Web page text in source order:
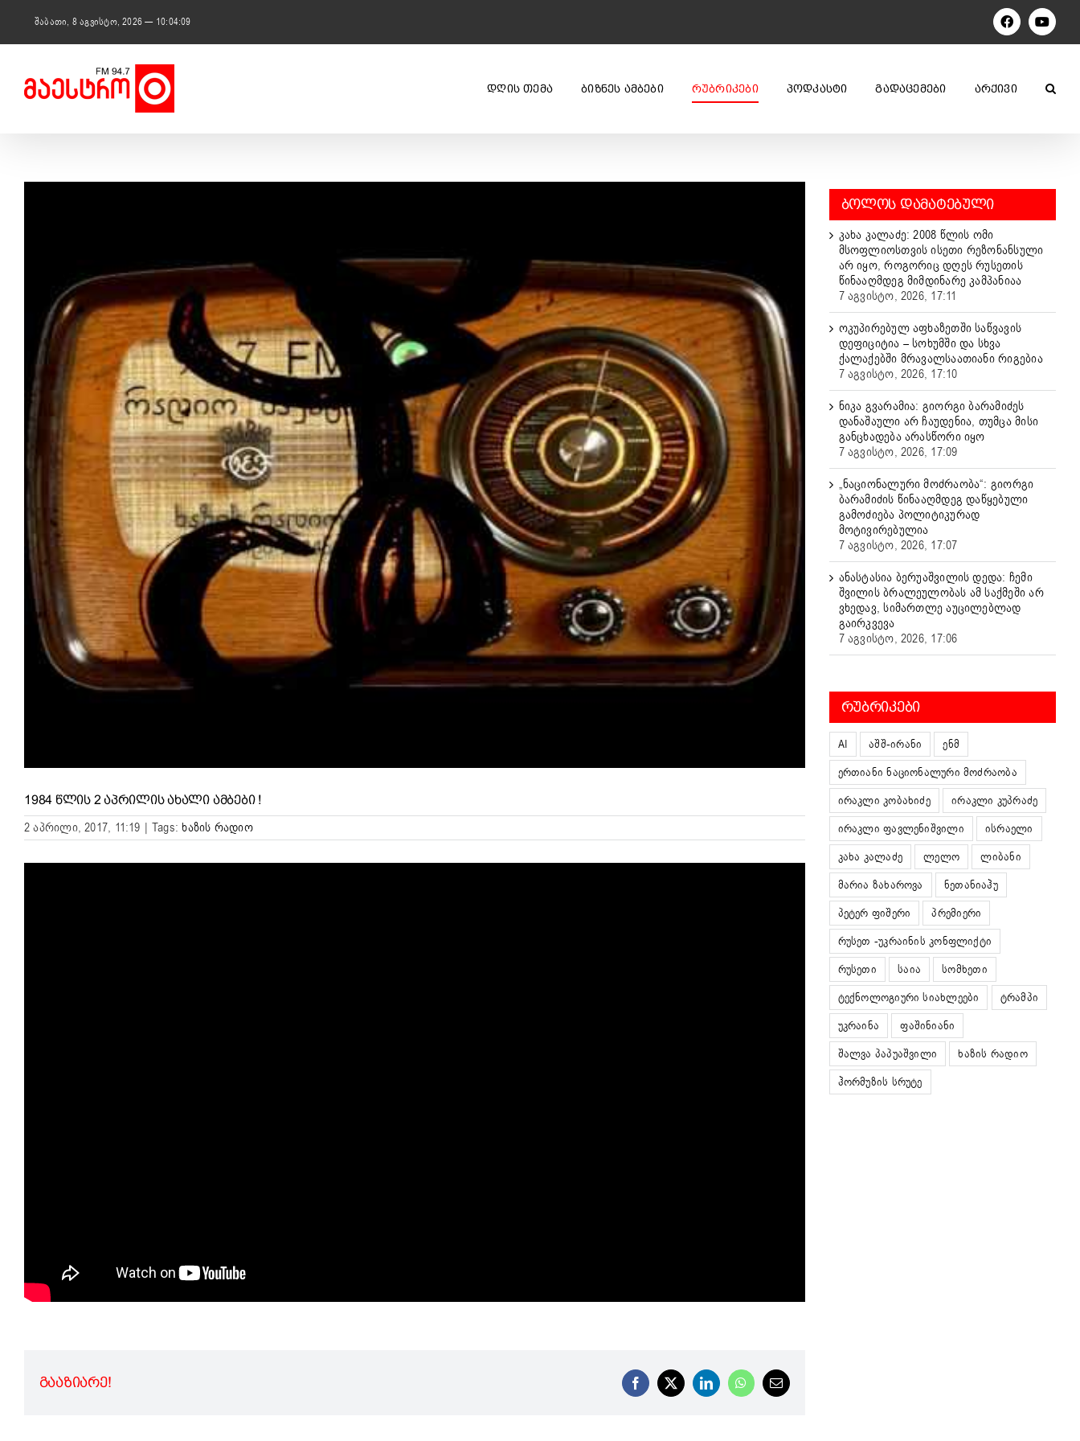
შაბათი, 8 აგვისტო, 2026 — 10:04:10 Facebook
ᲓᲦᲘᲡ ᲗᲔᲛᲐ ᲑᲘᲖᲜᲔᲡ ᲐᲛᲑᲔᲑᲘ ᲠᲣᲑᲠᲘᲙᲔᲑᲘ ᲞᲝᲓᲙᲐᲡᲢᲘ ᲒᲐᲓᲐᲪᲔᲛᲔᲑᲘ ᲐᲠᲥᲘᲕᲘ
1984 ᲬᲚᲘᲡ 2 ᲐᲞᲠᲘᲚᲘᲡ ᲐᲮᲐᲚᲘ ᲐᲛᲑᲔᲑᲘ !
2 აპრილი, 2017, 11:19 | Tags:ხაზის რადიო
ᲒᲐᲐᲖᲘᲐᲠᲔ! Facebook
X LinkedInWhatsApp
Email
ᲑᲝᲚᲝᲡ ᲓᲐᲛᲐᲢᲔᲑᲣᲚᲘ
კახა კალაძე: 2008 წლის ომი
მსოფლიოსთვის ისეთი რეზონანსული
არ იყო, როგორიც დღეს რუსეთის
წინააღმდეგ მიმდინარე კამპანიაა
7 აგვისტო, 2026, 17:11
ოკუპირებულ აფხაზეთში საწვავის
დეფიციტია – სოხუმში და სხვა
ქალაქებში მრავალსაათიანი რიგებია
7 აგვისტო, 2026, 17:10
ნიკა გვარამია: გიორგი ბარამიძეს
დანაშაული არ ჩაუდენია, თუმცა მისი
განცხადება არასწორი იყო
7 აგვისტო, 2026, 17:09
„ნაციონალური მოძრაობა“: გიორგი
ბარამიძის წინააღმდეგ დაწყებული
გამოძიება პოლიტიკურად
მოტივირებულია
7 აგვისტო, 2026, 17:07
ანასტასია ბერუაშვილის დედა: ჩემი
შვილის ბრალეულობას ამ საქმეში არ
ვხედავ, სიმართლე აუცილებლად
გაირკვევა
7 აგვისტო, 2026, 17:06
ᲠᲣᲑᲠᲘᲙᲔᲑᲘ
AI აშშ-ირანი
ენმ
ერთიანი ნაციონალური მოძრაობა
ირაკლი კობახიძე
ირაკლი კუპრაძე
ირაკლი ფავლენიშვილი
ისრაელი
კახა კალაძე
ლელო
ლიბანი
მარია ზახაროვა
ნეთანიაჰუ
პეტერ ფიშერი
პრემიერი
რუსეთ -უკრაინის კონფლიქტი
რუსეთი
საია
სომხეთი
ტექნოლოგიური სიახლეები
ტრამპი
უკრაინა
ფაშინიანი
შალვა პაპუაშვილი
ხაზის რადიო
ჰორმუზის სრუტე